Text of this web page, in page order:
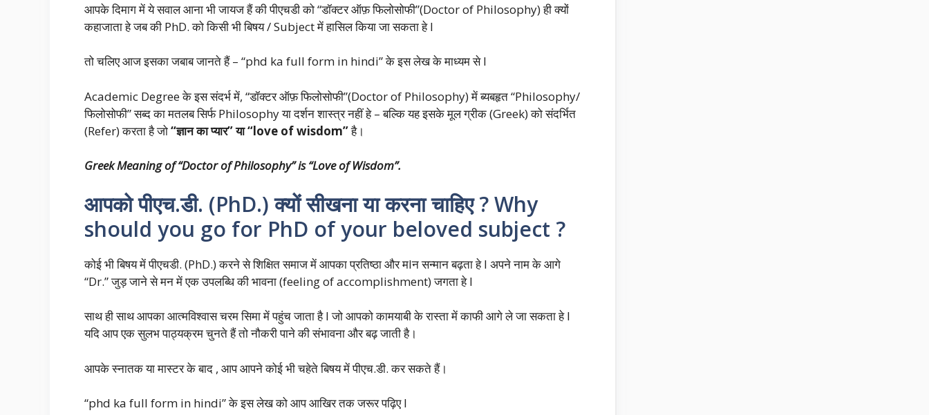
आपके दिमाग में ये सवाल आना भी जायज हैं की पीएचडी को “डॉक्टर ऑफ़ फिलोसोफी”(Doctor of Philosophy) ही क्यों
कहाजाता हे जब की PhD. को किसी भी बिषय / Subject में हासिल किया जा सकता हे I
तो चलिए आज इसका जबाब जानते हैं – “phd ka full form in hindi” के इस लेख के माध्यम से I
Academic Degree के इस संदर्भ में, “डॉक्टर ऑफ़ फिलोसोफी”(Doctor of Philosophy) में ब्यबहृत “Philosophy/
फिलोसोफी” सब्द का मतलब सिर्फ Philosophy या दर्शन शास्त्र नहीं हे – बल्कि यह इसके मूल ग्रीक (Greek) को संदर्भित
(Refer) करता है जो“ज्ञान का प्यार” या “love of wisdom”है।
Greek Meaning of “Doctor of Philosophy” is “Love of Wisdom”.
आपको पीएच.डी. (PhD.) क्यों सीखना या करना चाहिए ? Why
should you go for PhD of your beloved subject ?
कोई भी बिषय में पीएचडी. (PhD.) करने से शिक्षित समाज में आपका प्रतिष्ठा और मIन सन्मान बढ़ता हे I अपने नाम के आगे
“Dr.” जुड़ जाने से मन में एक उपलब्धि की भावना (feeling of accomplishment) जगता हे I
साथ ही साथ आपका आत्मविश्वास चरम सिमा में पहुंच जाता है I जो आपको कामयाबी के रास्ता में काफी आगे ले जा सकता हे I
यदि आप एक सुलभ पाठ्यक्रम चुनते हैं तो नौकरी पाने की संभावना और बढ़ जाती है।
आपके स्नातक या मास्टर के बाद , आप आपने कोई भी चहेते बिषय में पीएच.डी. कर सकते हैं।
“phd ka full form in hindi” के इस लेख को आप आखिर तक जरूर पढ़िए I